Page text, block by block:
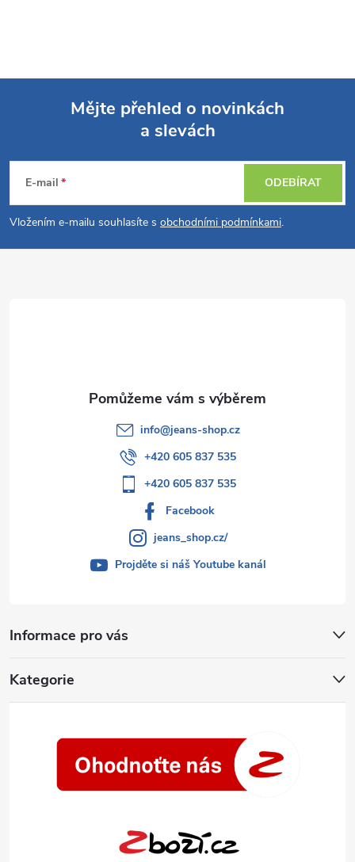
p
a
Mějte přehled o novinkách
a slevách
E-mail
Vložením e-mailu souhlasíte s obchodními podmínkami.
ODEBÍRAT
Informace pro vás
Kategorie
info@jeans-shop.cz
+420 605 837 535
+420 605 837 535
Facebook
jeans_shop.cz/
Projděte si náš Youtube kanál